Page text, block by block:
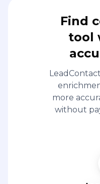
Find
tool
more
without